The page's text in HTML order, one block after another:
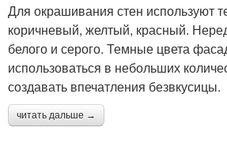
Для окрашивания стен используют
коричневый, желтый, красный.
белого и серого. Темные цвета
использоваться в небольших
создавать впечатления безвкусицы.
читать дальше →